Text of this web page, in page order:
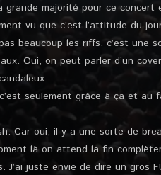
grande majorité pour ce concert
vu que c’est l’attitude du
beaucoup les riffs, c’est une
Oui, on peut parler d’un
seulement grâce à ça et au
Car oui, il y a une sorte de
là on attend la fin
juste envie de dire un gros